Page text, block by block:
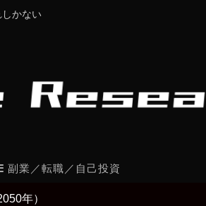
かない
副業／転職／自己投資
年）